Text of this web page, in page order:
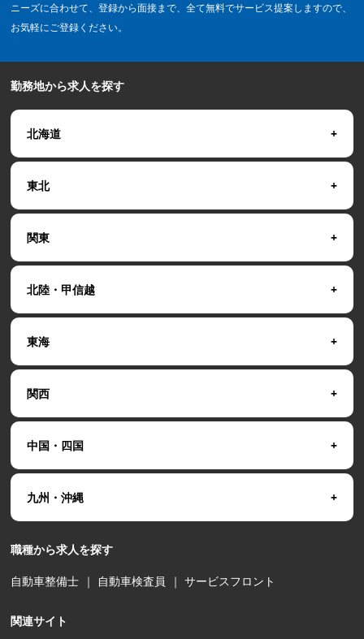
ニーズに合わせて、登録から面接まで、全て無料でサービス提案しますので、
お気軽にご登録ください。
勤務地から求人を探す
北海道
東北
関東
北陸・甲信越
東海
関西
中国・四国
九州・沖縄
職種から求人を探す
自動車整備士 ｜ 自動車検査員 ｜サービスフロント
関連サイト